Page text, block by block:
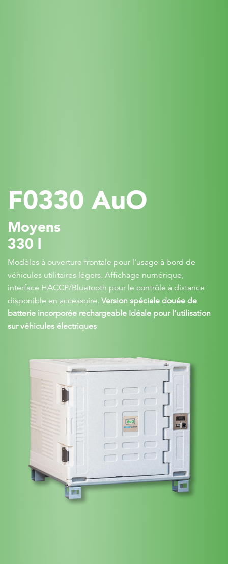
F0330 AuO
Moyens
330 l
Modèles à ouverture frontale pour l’usage à bord de
véhicules utilitaires légers. Affichage numérique,
interface HACCP/Bluetooth pour le contrôle à distance
disponible en accessoire. Version spéciale douée de
batterie incorporée rechargeable Idéale pour l’utilisation
sur véhicules électriques